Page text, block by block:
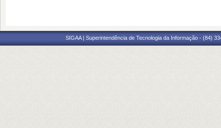
SIGAA | Superintendência de Tecnologia da Informação - (84)